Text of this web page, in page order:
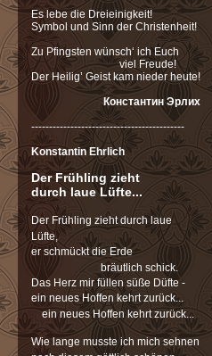
Es lebe die Dreieinigkeit!
Symbol und Sinn der Christenheit!
Zu Pfingsten wünsch‘ ich Euch
viel Freude!
Der Heilig’ Geist kam nieder heute!
Константин Эрлих
-------------------------------------------
Konstantin Ehrlich
Der Frühling zieht
durch laue Lüfte...
Der Frühling zieht durch laue
Lüfte,
er schmückt die Erde
bräutlich schick.
Das Herz mir füllen süße Düfte -
ein neues Hoffen kehrt zurück...
ein neues Hoffen kehrt zurück...
Wie lange musste ich mich sehnen